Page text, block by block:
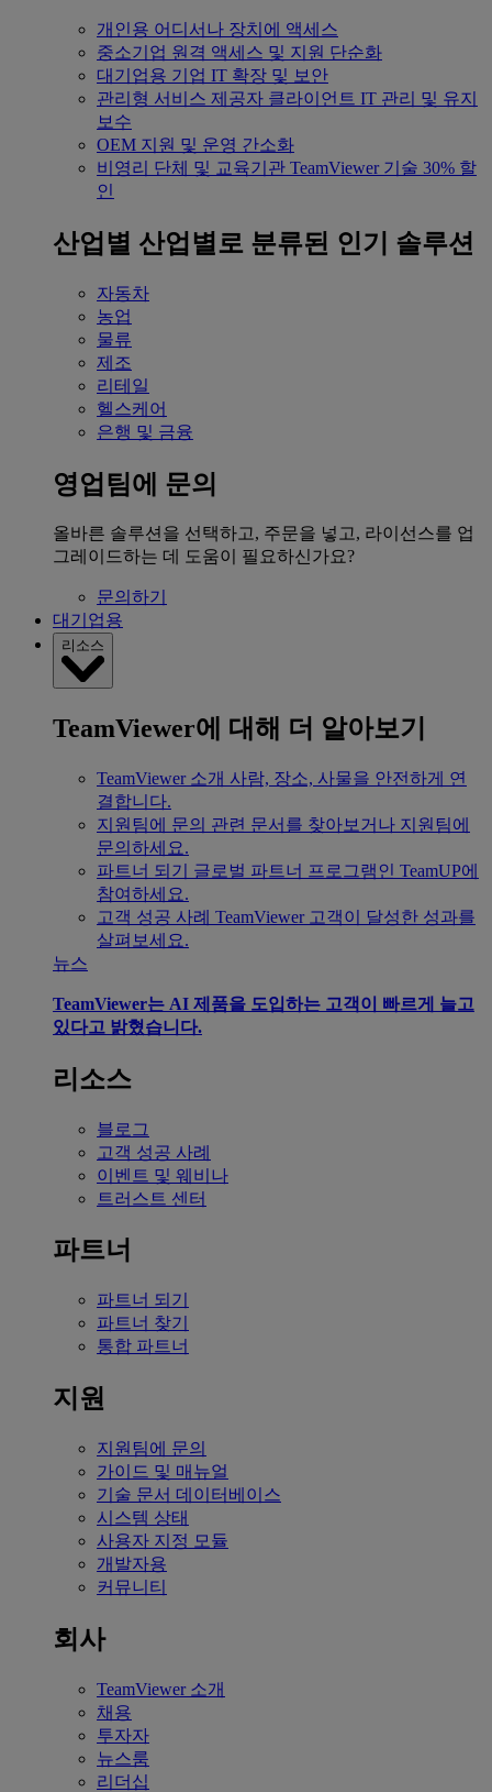
개인용 어디서나 장치에 액세스
중소기업 원격 액세스 및 지원 단순화
대기업용 기업 IT 확장 및 보안
관리형 서비스 제공자 클라이언트 IT 관리 및 유지
보수
OEM 지원 및 운영 간소화
비영리 단체 및 교육기관 TeamViewer 기술 30% 할
인
산업별 산업별로 분류된 인기 솔루션
자동차
농업
물류
제조
리테일
헬스케어
은행 및 금융
영업팀에 문의
올바른 솔루션을 선택하고, 주문을 넣고, 라이선스를 업
그레이드하는 데 도움이 필요하신가요?
문의하기
대기업용
리소스
TeamViewer에 대해 더 알아보기
TeamViewer 소개 사람, 장소, 사물을 안전하게 연
결합니다.
지원팀에 문의 관련 문서를 찾아보거나 지원팀에
문의하세요.
파트너 되기
글로벌 파트너 프로그램인 TeamUP에
참여하세요.
고객 성공 사례 TeamViewer 고객이 달성한 성과를
살펴보세요.
뉴스
TeamViewer는 AI 제품을 도입하는 고객이 빠르게 늘고
있다고 밝혔습니다.
리소스
블로그
고객 성공 사례
이벤트 및 웨비나
트러스트 센터
파트너
파트너 되기
파트너 찾기
통합 파트너
지원
지원팀에 문의
가이드 및 매뉴얼
기술 문서 데이터베이스
시스템 상태
사용자 지정 모듈
개발자용
커뮤니티
회사
TeamViewer 소개
채용
투자자
뉴스룸
리더십